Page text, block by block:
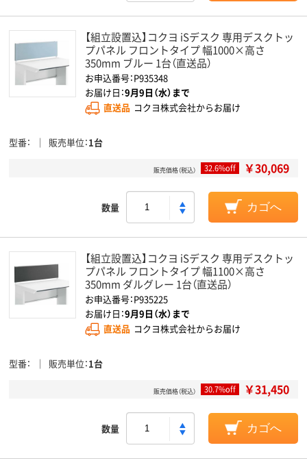
【組立設置込】コクヨ iSデスク 専用デスクトッ
プパネル フロントタイプ 幅1000×高さ
350mm ブルー 1台（直送品）
お申込番号：P935348
お届け日：9月9日（水）まで
直送品 コクヨ株式会社からお届け
型番 販売単位 1台
販売価格（税込） 32.6%off ￥30,069
数量 カゴへ
【組立設置込】コクヨ iSデスク 専用デスクトッ
プパネル フロントタイプ 幅1100×高さ
350mm ダルグレー 1台（直送品）
お申込番号：P935225
お届け日：9月9日（水）まで
直送品 コクヨ株式会社からお届け
型番 販売単位 1台
販売価格（税込） 30.7%off ￥31,450
数量 カゴへ